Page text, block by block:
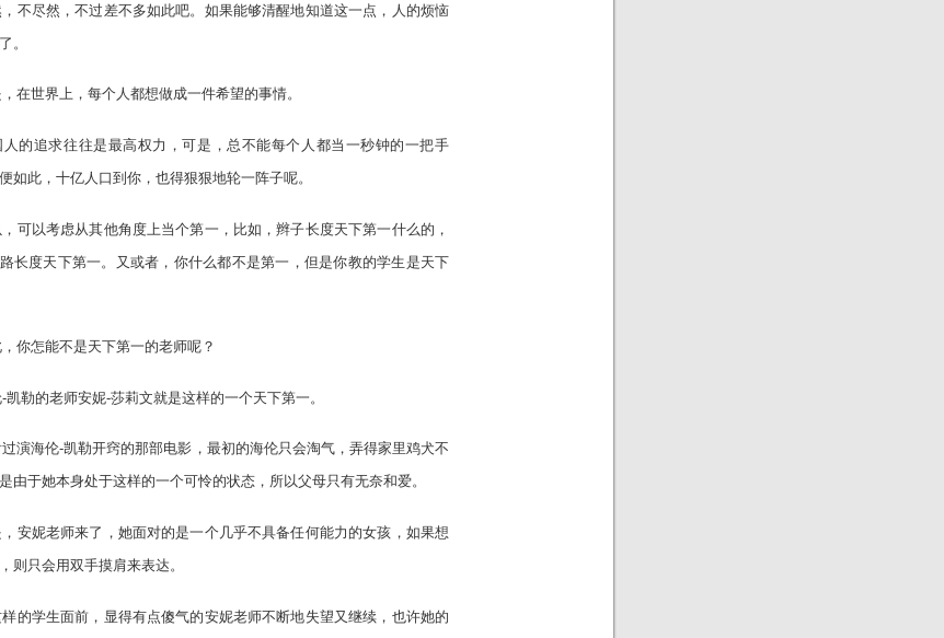
不尽然，不过差不多如此吧。如果能够清醒地知道这一点，人的烦恼
。
在世界上，每个人都想做成一件希望的事情。
人的追求往往是最高权力，可是，总不能每个人都当一秒钟的一把手
如此，十亿人口到你，也得狠狠地轮一阵子呢。
可以考虑从其他角度上当个第一，比如，辫子长度天下第一什么的，
长度天下第一。又或者，你什么都不是第一，但是你教的学生是天下
你怎能不是天下第一的老师呢？
凯勒的老师安妮-莎莉文就是这样的一个天下第一。
演海伦-凯勒开窍的那部电影，最初的海伦只会淘气，弄得家里鸡犬不
由于她本身处于这样的一个可怜的状态，所以父母只有无奈和爱。
安妮老师来了，她面对的是一个几乎不具备任何能力的女孩，如果想
则只会用双手摸肩来表达。
的学生面前，显得有点傻气的安妮老师不断地失望又继续，也许她的